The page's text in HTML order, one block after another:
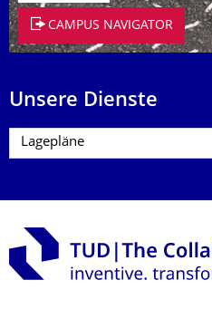
CAMPUS NAVIGATOR
Unsere Dienste